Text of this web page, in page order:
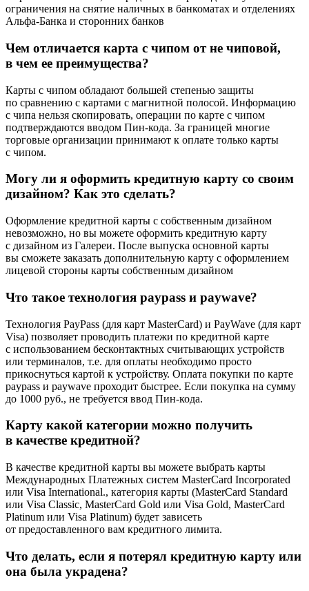
ограничения на снятие наличных в банкоматах и отделениях
Альфа-Банка и сторонних банков
Чем отличается карта с чипом от не чиповой,
в чем ее преимущества?
Карты с чипом обладают большей степенью защиты
по сравнению с картами с магнитной полосой. Информацию
с чипа нельзя скопировать, операции по карте с чипом
подтверждаются вводом Пин-кода. За границей многие
торговые организации принимают к оплате только карты
с чипом.
Могу ли я оформить кредитную карту со своим
дизайном? Как это сделать?
Оформление кредитной карты с собственным дизайном
невозможно, но вы можете оформить кредитную карту
с дизайном из Галереи. После выпуска основной карты
вы сможете заказать дополнительную карту с оформлением
лицевой стороны карты собственным дизайном
Что такое технология paypass и paywave?
Технология PayPass (для карт MasterCard) и PayWave (для карт
Visa) позволяет проводить платежи по кредитной карте
с использованием бесконтактных считывающих устройств
или терминалов, т.е. для оплаты необходимо просто
прикоснуться картой к устройству. Оплата покупки по карте
paypass и paywave проходит быстрее. Если покупка на сумму
до 1000 руб., не требуется ввод Пин-кода.
Карту какой категории можно получить
в качестве кредитной?
В качестве кредитной карты вы можете выбрать карты
Международных Платежных систем MasterCard Incorporated
или Visa International., категория карты (MasterCard Standard
или Visa Classic, MasterCard Gold или Visa Gold, MasterCard
Platinum или Visa Platinum) будет зависеть
от предоставленного вам кредитного лимита.
Что делать, если я потерял кредитную карту или
она была украдена?